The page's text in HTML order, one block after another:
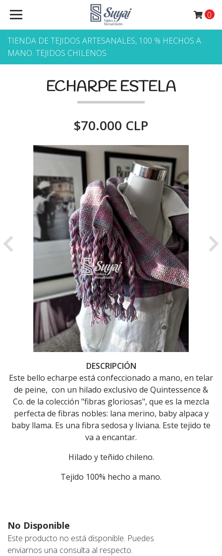
TIENDA DE TEJIDOS ARTESANALES, 100 % HECHOS A
MANO. TEJIDOS CHILENOS
0
ECHARPE ESTELA
$70.000 CLP
Previous
DESCRIPCIÓN
Este bello echarpe está confeccionado a mano, en telar
de peine, con un hilado exclusivo de Quintessence &
Co. de la colección "fibras gloriosas", que es la mezcla
perfecta de fibras nobles: lana merino, baby alpaca y
baby llama. Es una fibra sedosa y liviana. Este tejido te
va a encantar.
Hilado y teñido chileno.
Tejido 100% hecho a mano.
No Disponible
Este producto no está disponible. Puedes
enviarnos una consulta al respecto.